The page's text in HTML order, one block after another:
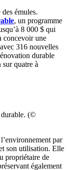
émules.
, un programme
8 000 $ qui
concevoir une
316 nouvelles
durable
sur quatre à
durable. (©
par
son utilisation. Elle
propriétaire de
également